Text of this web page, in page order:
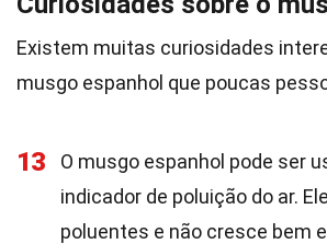
Existem muitas curiosidades
musgo espanhol que poucas
13
O musgo espanhol pode ser
indicador de poluição do ar.
poluentes e não cresce bem